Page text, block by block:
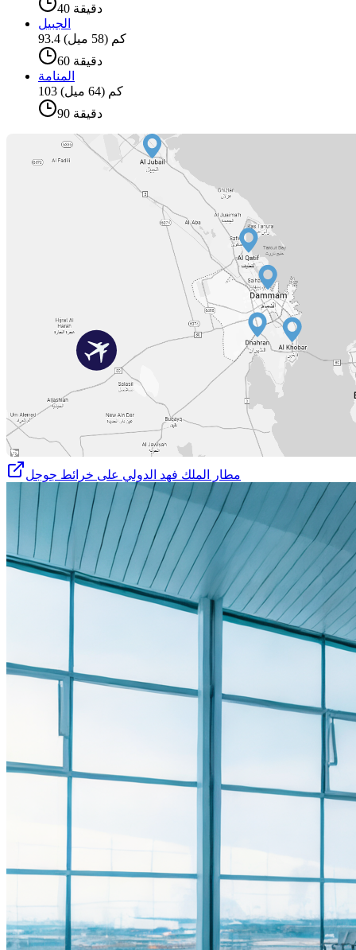
40 دقيقة
الجبيل
93.4 كم (58 ميل)
60 دقيقة
المنامة
103 كم (64 ميل)
90 دقيقة
مطار الملك فهد الدولي على خرائط جوجل